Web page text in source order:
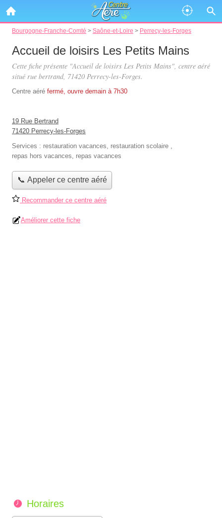
Bourgogne-Franche-Comté > Saône-et-Loire > Perrecy-les-Forges
Accueil de loisirs Les Petits Mains
Cette fiche présente "Accueil de loisirs Les Petits Mains", centre aéré
situé rue bertrand, 71420 Perrecy-les-Forges.
Centre aéré fermé, ouvre demain à 7h30
19 Rue Bertrand
71420 Perrecy-les-Forges
Services : restauration vacances, restauration scolaire ,
repas hors vacances, repas vacances
📞 Appeler ce centre aéré
Recommander ce centre aéré
Améliorer cette fiche
Horaires